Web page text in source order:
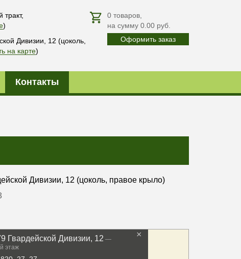
тракт,
)
Дивизии, 12 (цоколь,
на карте)
0 товаров
на сумму 0.00 руб.
Оформить заказ
Контакты
Дивизии, 12 (цоколь, правое крыло)